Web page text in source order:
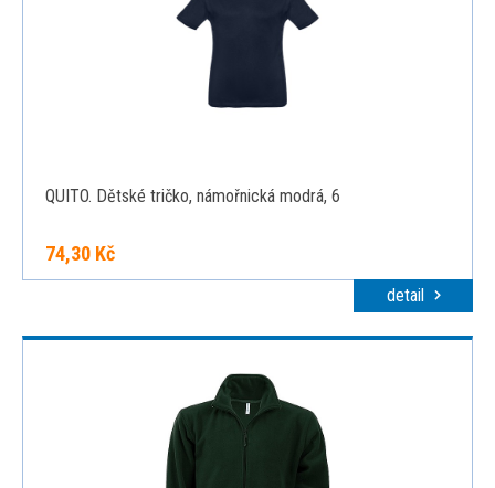
QUITO. Dětské tričko, námořnická modrá, 6
74,30 Kč
detail